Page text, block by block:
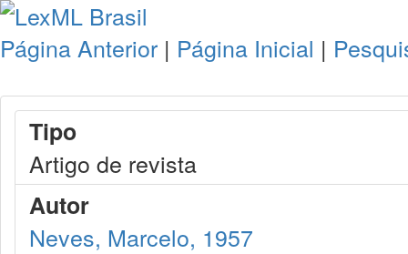
Página Anterior | Página Inicial |
Tipo
Artigo de revista
Autor
Neves, Marcelo, 1957